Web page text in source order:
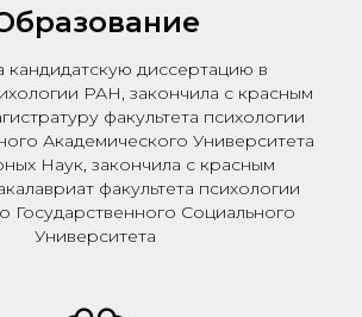
кандидатскую диссертацию в
РАН, закончила с красным
факультета психологии
Академического Университета
Наук, закончила с красным
факультета психологии
Государственного Социального
Университета